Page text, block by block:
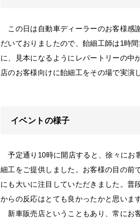
この日は自動車ディーラーのお客様感
だいておりましたので、飴細工師は1時
に、見本になるようにレパートリーの中
店のお客様向けに飴細工をその場で実演
イベントの様子
予定通り10時に開店すると、徐々にお
細工をご提供しました。お客様の目の前
にも大いに注目していただきました。普
からの反応はとても良かったかと思います
新車販売店ということもあり、常にお